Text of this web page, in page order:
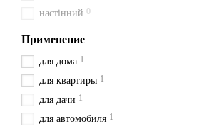
настінний 0
Применение
для дома 1
для квартиры 1
для дачи 1
для автомобиля 1